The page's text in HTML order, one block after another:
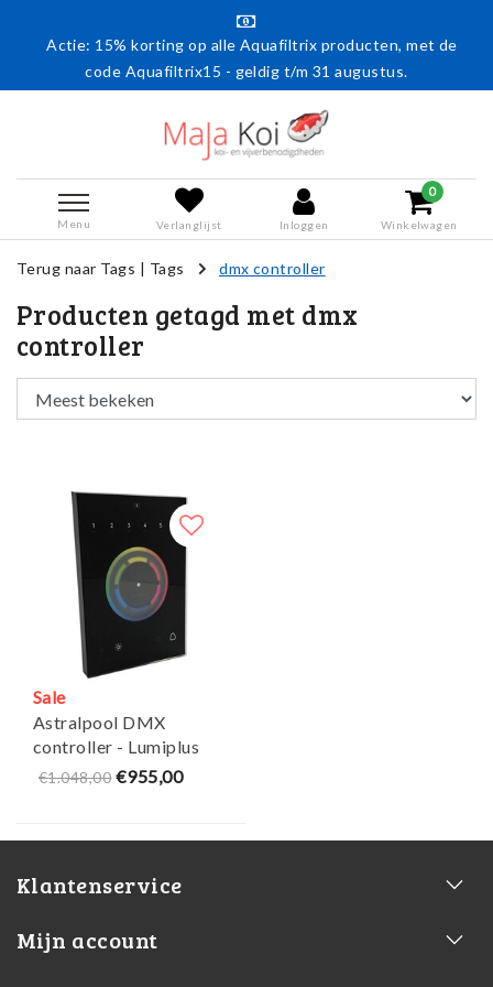
Actie: 15% korting op alle Aquafiltrix producten, met de
code Aquafiltrix15 - geldig t/m 31 augustus.
Menu Verlanglijst Inloggen
0
Winkelwagen
Terug naar Tags | Tags dmx controller
Producten getagd met dmx
controller
Sale
Astralpool DMX
controller - Lumiplus
€1.048,00 €955,00
Klantenservice
Mijn account